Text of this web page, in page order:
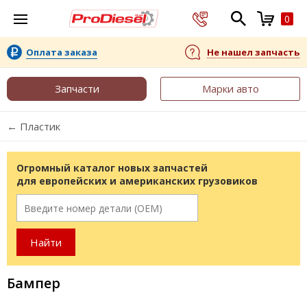
0
Оплата заказа Не нашел запчасть
Запчасти Марки авто
← Пластик
Огромный каталог новых запчастей
для европейских и американских грузовиков
Бампер